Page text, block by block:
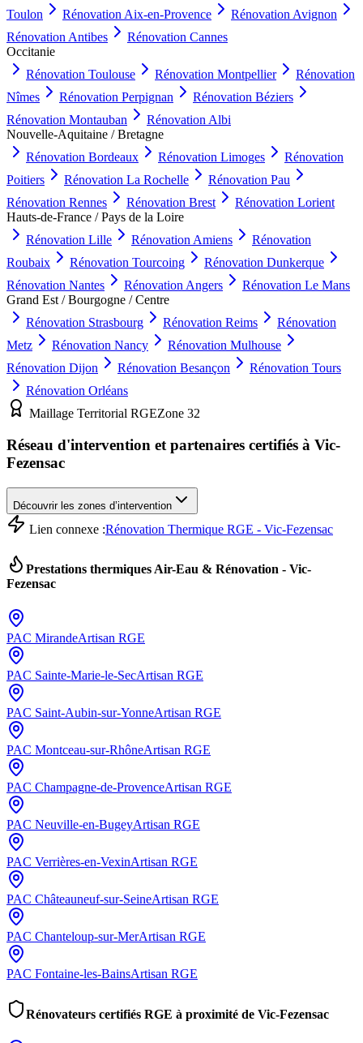
Toulon
Rénovation Aix-en-Provence Rénovation Avignon
Rénovation Antibes Rénovation Cannes
Occitanie
Rénovation Toulouse Rénovation Montpellier
Rénovation
Nîmes
Rénovation Perpignan Rénovation Béziers
Rénovation Montauban Rénovation Albi
Nouvelle-Aquitaine / Bretagne
Rénovation Bordeaux Rénovation Limoges
Rénovation
Poitiers
Rénovation La Rochelle Rénovation Pau
Rénovation Rennes Rénovation Brest Rénovation Lorient
Hauts-de-France / Pays de la Loire
Rénovation Lille Rénovation Amiens
Rénovation
Roubaix
Rénovation Tourcoing Rénovation Dunkerque
Rénovation Nantes Rénovation Angers Rénovation Le Mans
Grand Est / Bourgogne / Centre
Rénovation Strasbourg Rénovation Reims
Rénovation
Metz
Rénovation Nancy Rénovation Mulhouse
Rénovation Dijon Rénovation Besançon Rénovation Tours
Rénovation Orléans
Maillage Territorial RGEZone 32
Réseau d'intervention et partenaires certifiés à Vic-
Fezensac
Découvrir les zones d’intervention
Lien connexe :Rénovation Thermique RGE - Vic-Fezensac
Prestations thermiques Air-Eau & Rénovation - Vic-
Fezensac
PAC MirandeArtisan RGE
PAC Sainte-Marie-le-SecArtisan RGE
PAC Saint-Aubin-sur-YonneArtisan RGE
PAC Montceau-sur-RhôneArtisan RGE
PAC Champagne-de-ProvenceArtisan RGE
PAC Neuville-en-BugeyArtisan RGE
PAC Verrières-en-VexinArtisan RGE
PAC Châteauneuf-sur-SeineArtisan RGE
PAC Chanteloup-sur-MerArtisan RGE
PAC Fontaine-les-BainsArtisan RGE
Rénovateurs certifiés RGE à proximité de Vic-Fezensac